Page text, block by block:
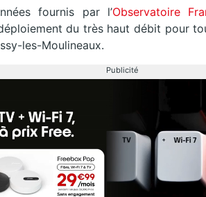
fournis par l’Observatoire
du très haut débit pour
les-Moulineaux.
Publicité